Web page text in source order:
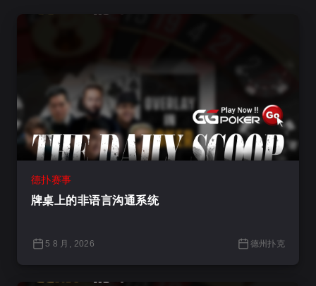
德扑赛事
牌桌上的非语言沟通系统
5 8 月, 2026 德州扑克